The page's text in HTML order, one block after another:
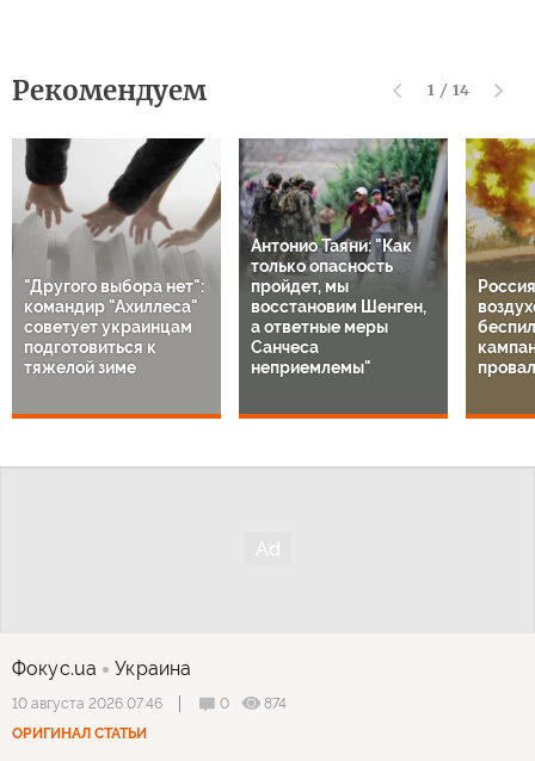
Рекомендуем 1 / 14
"Другого выбора нет":
командир "Ахиллеса"
советует украинцам
подготовиться к
тяжелой зиме
Антонио Таяни: "Как
только опасность
пройдет, мы
восстановим Шенген,
а ответные меры
Санчеса
неприемлемы"
Фокус.ua Украина
10 августа 2026 07:46 0
874
ОРИГИНАЛ СТАТЬИ